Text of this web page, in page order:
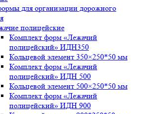
для организации дорожного
полицейские
Комплект форм «Лежачий
полицейский» ИДН350
Кольцевой элемент 350×250*50 мм
Комплект форм «Лежачий
полицейский» ИДН 500
Кольцевой элемент 500×250*50 мм
Комплект форм «Лежачий
полицейский» ИДН 900